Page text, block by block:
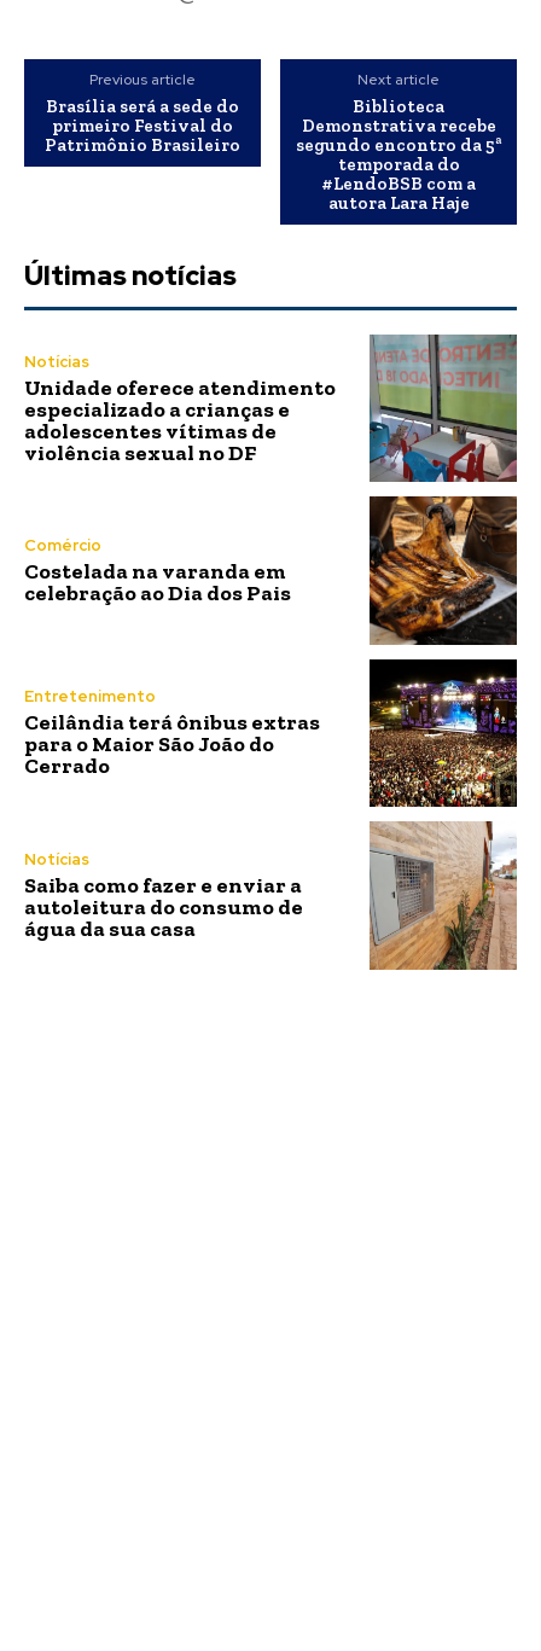
Previous article
Brasília será a sede do
primeiro Festival do
Patrimônio Brasileiro
Next article
Biblioteca
Demonstrativa recebe
segundo encontro da 5ª
temporada do
#LendoBSB com a
autora Lara Haje
Últimas notícias
Notícias
Unidade oferece atendimento
especializado a crianças e
adolescentes vítimas de
violência sexual no DF
Comércio
Costelada na varanda em
celebração ao Dia dos Pais
Entretenimento
Ceilândia terá ônibus extras
para o Maior São João do
Cerrado
Notícias
Saiba como fazer e enviar a
autoleitura do consumo de
água da sua casa